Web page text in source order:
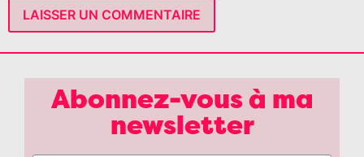
Abonnez-vous à ma
newsletter